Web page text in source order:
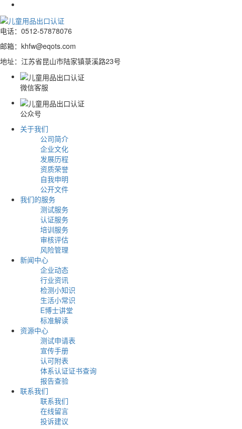
电话：0512-57878076
邮箱：khfw@eqots.com
地址：江苏省昆山市陆家镇菉溪路23号
微信客服
公众号
关于我们
公司简介
企业文化
发展历程
资质荣誉
自我申明
公开文件
我们的服务
测试服务
认证服务
培训服务
审核评估
风险管理
新闻中心
企业动态
行业资讯
检测小知识
生活小常识
E博士讲堂
标准解读
资源中心
测试申请表
宣传手册
认可附表
体系认证证书查询
报告查验
联系我们
联系我们
在线留言
投诉建议